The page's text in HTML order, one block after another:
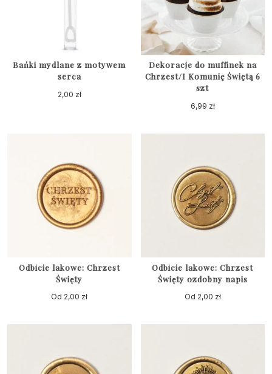
Bańki mydlane z motywem
serca
2,00 zł
Dekoracje do muffinek na
Chrzest/I Komunię Świętą 6
szt
6,99 zł
Odbicie lakowe: Chrzest
Święty
Od 2,00 zł
Odbicie lakowe: Chrzest
Święty ozdobny napis
Od 2,00 zł